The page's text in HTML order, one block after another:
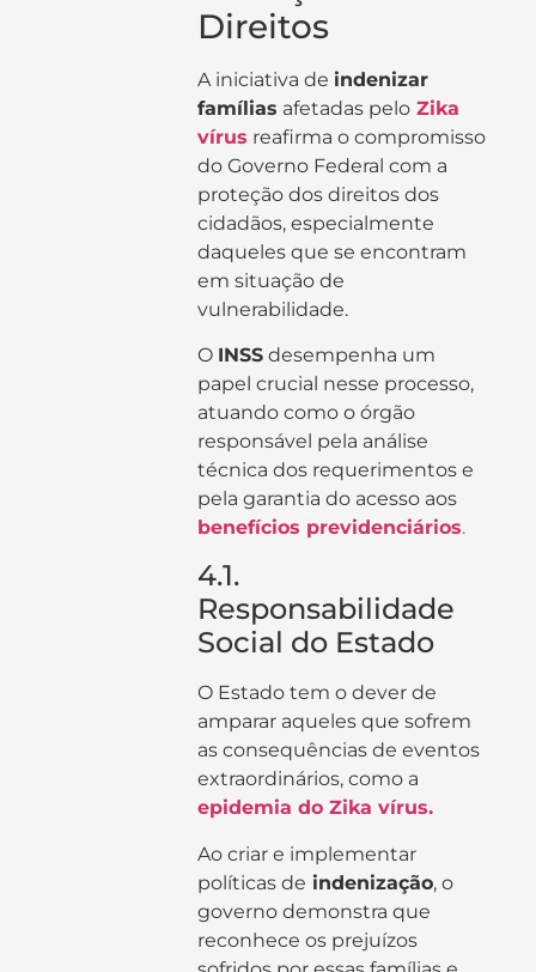
Direitos
A iniciativa de indenizar
famílias afetadas pelo Zika
vírus reafirma o compromisso
do Governo Federal com a
proteção dos direitos dos
cidadãos, especialmente
daqueles que se encontram
em situação de
vulnerabilidade.
O INSS desempenha um
papel crucial nesse processo,
atuando como o órgão
responsável pela análise
técnica dos requerimentos e
pela garantia do acesso aos
benefícios previdenciários.
4.1.
Responsabilidade
Social do Estado
O Estado tem o dever de
amparar aqueles que sofrem
as consequências de eventos
extraordinários, como a
epidemia do Zika vírus.
Ao criar e implementar
políticas de indenização, o
governo demonstra que
reconhece os prejuízos